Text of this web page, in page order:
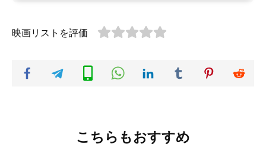
映画リストを評価
こちらもおすすめ